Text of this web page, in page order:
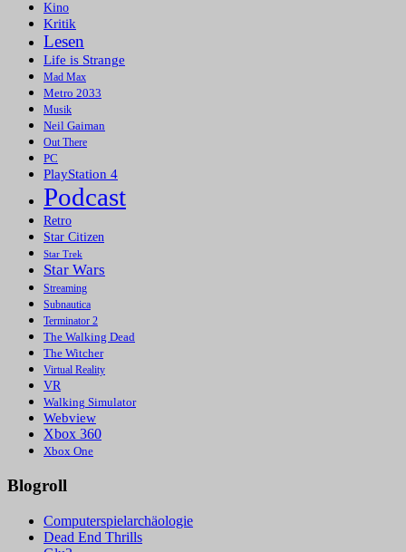
Kino
Kritik
Lesen
Life is Strange
Mad Max
Metro 2033
Musik
Neil Gaiman
Out There
PC
PlayStation 4
Podcast
Retro
Star Citizen
Star Trek
Star Wars
Streaming
Subnautica
Terminator 2
The Walking Dead
The Witcher
Virtual Reality
VR
Walking Simulator
Webview
Xbox 360
Xbox One
Blogroll
Computerspielarchäologie
Dead End Thrills